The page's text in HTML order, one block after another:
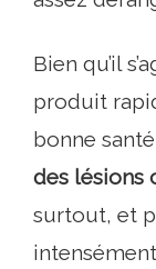
Bien qu’il
produit
bonne
des lésions
surtout, et